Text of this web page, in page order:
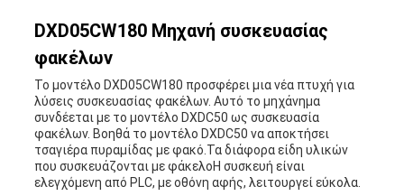
ΠΡΟΣΦΟΡΆ
SITEMAP
PRIVACY
DXD05CW180 Μηχανή συσκευασίας
φακέλων
Το μοντέλο DXD05CW180 προσφέρει μια νέα πτυχή για
λύσεις συσκευασίας φακέλων. Αυτό το μηχάνημα
συνδέεται με το μοντέλο DXDC50 ως συσκευασία
φακέλων. Βοηθά το μοντέλο DXDC50 να αποκτήσει
τσαγιέρα πυραμίδας με φακό.Τα διάφορα είδη υλικών
που συσκευάζονται με φάκελοΗ συσκευή είναι
ελεγχόμενη από PLC, με οθόνη αφής, λειτουργεί εύκολα.